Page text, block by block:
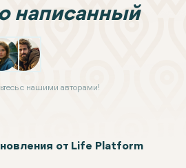
написанный
с нашими авторами!
от Life Platform